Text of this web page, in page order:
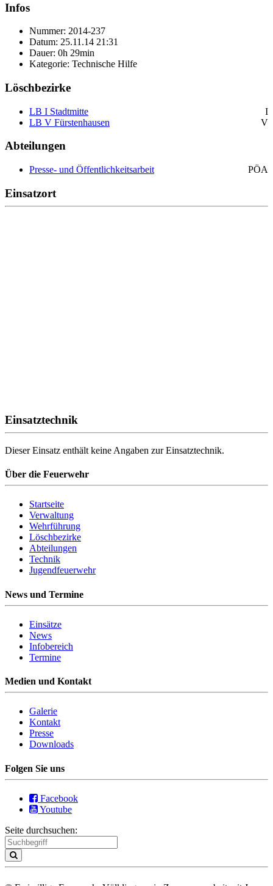
Infos
Nummer: 2014-237
Datum: 25.11.14 21:31
Dauer: 0h 29min
Kategorie: Technische Hilfe
Löschbezirke
LB I Stadtmitte
I
LB V Fürstenhausen
V
Abteilungen
Presse- und Öffentlichkeitsarbeit PÖA
Einsatzort
Einsatztechnik
Dieser Einsatz enthält keine Angaben zur Einsatztechnik.
Über die Feuerwehr
Startseite
Verwaltung
Wehrführung
Löschbezirke
Abteilungen
Technik
Jugendfeuerwehr
News und Termine
Einsätze
News
Infobereich
Termine
Medien und Kontakt
Galerie
Kontakt
Presse
Downloads
Folgen Sie uns
Facebook
Youtube
Seite durchsuchen: